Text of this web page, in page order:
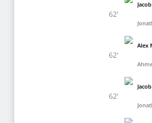
62'
62'
Alex
62'